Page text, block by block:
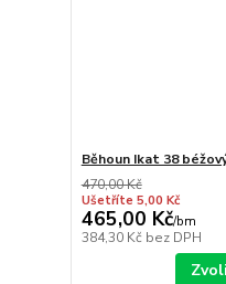
Běhoun Ikat 38
470,00 Kč
Ušetříte 5,00 Kč
465,00 Kč/bm
384,30 Kč bez DPH